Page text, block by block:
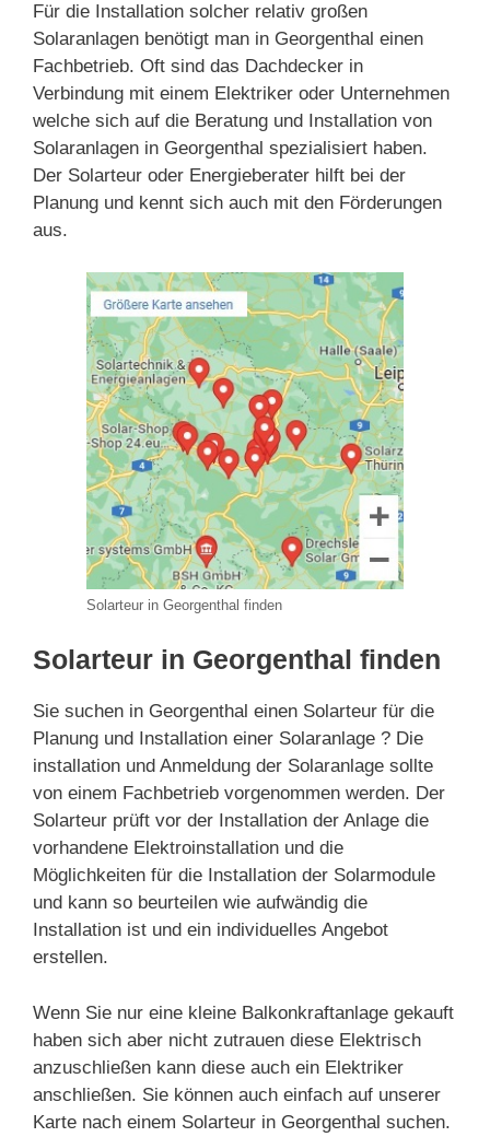
Für die Installation solcher relativ großen
Solaranlagen benötigt man in Georgenthal einen
Fachbetrieb. Oft sind das Dachdecker in
Verbindung mit einem Elektriker oder Unternehmen
welche sich auf die Beratung und Installation von
Solaranlagen in Georgenthal spezialisiert haben.
Der Solarteur oder Energieberater hilft bei der
Planung und kennt sich auch mit den Förderungen
aus.
Solarteur in Georgenthal finden
Solarteur in Georgenthal finden
Sie suchen in Georgenthal einen Solarteur für die
Planung und Installation einer Solaranlage ? Die
installation und Anmeldung der Solaranlage sollte
von einem Fachbetrieb vorgenommen werden. Der
Solarteur prüft vor der Installation der Anlage die
vorhandene Elektroinstallation und die
Möglichkeiten für die Installation der Solarmodule
und kann so beurteilen wie aufwändig die
Installation ist und ein individuelles Angebot
erstellen.
Wenn Sie nur eine kleine Balkonkraftanlage gekauft
haben sich aber nicht zutrauen diese Elektrisch
anzuschließen kann diese auch ein Elektriker
anschließen. Sie können auch einfach auf unserer
Karte nach einem Solarteur in Georgenthal suchen.